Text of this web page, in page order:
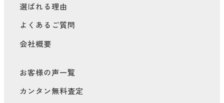
選ばれる理由
よくあるご質問
会社概要
お客様の声一覧
カンタン無料査定